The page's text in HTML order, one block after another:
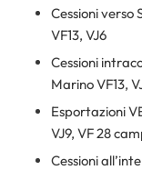
Cessioni verso
VF13, VJ6
Cessioni
Marino VF13,
Esportazioni
VJ9, VF 28
Cessioni